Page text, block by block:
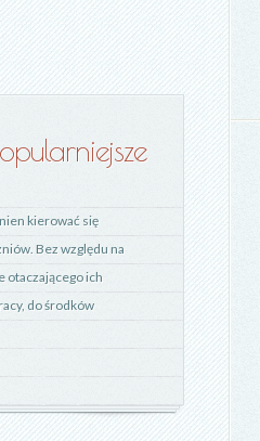
kierować się
Bez względu na
otaczającego ich
do środków